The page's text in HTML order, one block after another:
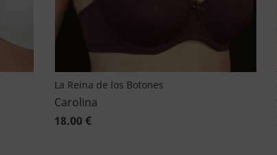
La Reina de los Botones
Carolina
18.00 €